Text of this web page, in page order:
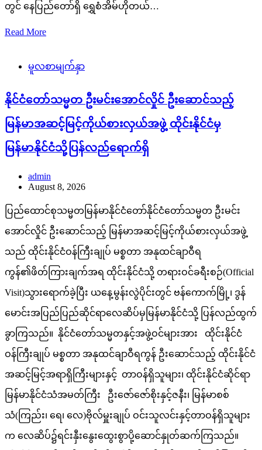
တွင် နေပြည်တော်ရှိ ရွှေစံအိမ်ဟိုတယ်…
Read More
မူလစာမျက်နှာ
နိုင်ငံတော်သမ္မတ ဦးမင်းအောင်လှိုင် ဦးဆောင်သည့်
မြန်မာအဆင့်မြင့်ကိုယ်စားလှယ်အဖွဲ့ ထိုင်းနိုင်ငံမှ
မြန်မာနိုင်ငံသို့ပြန်လည်ရောက်ရှိ
admin
August 8, 2026
ပြည်ထောင်စုသမ္မတမြန်မာနိုင်ငံတော်နိုင်ငံတော်သမ္မတ ဦးမင်း
အောင်လှိုင် ဦးဆောင်သည့် မြန်မာအဆင့်မြင့်ကိုယ်စားလှယ်အဖွဲ့
သည် ထိုင်းနိုင်ငံဝန်ကြီးချုပ် မစ္စတာ အနုထင်ချာဝီရ
ကွန်၏ဖိတ်ကြားချက်အရ ထိုင်းနိုင်ငံသို့ တရားဝင်ခရီးစဉ်(Official
Visit)သွားရောက်ခဲ့ပြီး ယနေ့မွန်းလွဲပိုင်းတွင် ဗန်ကောက်မြို့၊ ဒွန်
မောင်းအပြည်ပြည်ဆိုင်ရာလေဆိပ်မှမြန်မာနိုင်ငံသို့ ပြန်လည်ထွက်
ခွာကြသည်။ နိုင်ငံတော်သမ္မတနှင့်အဖွဲ့ဝင်များအား ထိုင်းနိုင်ငံ
ဝန်ကြီးချုပ် မစ္စတာ အနုထင်ချာဝီရကွန် ဦးဆောင်သည့် ထိုင်းနိုင်ငံ
အဆင့်မြင့်အရာရှိကြီးများနှင့် တာဝန်ရှိသူများ၊ ထိုင်းနိုင်ငံဆိုင်ရာ
မြန်မာနိုင်ငံသံအမတ်ကြီး ဦးဇော်ဇော်စိုးနှင့်ဇနီး၊ မြန်မာစစ်
သံ(ကြည်း၊ ရေ၊ လေ)ဗိုလ်မှူးချုပ် ဝင်းသူလင်းနှင့်တာဝန်ရှိသူများ
က လေဆိပ်၌ရင်းနှီးနွေးထွေးစွာပို့ဆောင်နှုတ်ဆက်ကြသည်။